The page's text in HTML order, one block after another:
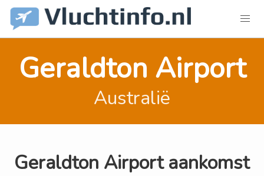
Geraldton Airport
Australië
Geraldton Airport aankomst